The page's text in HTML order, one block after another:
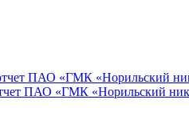
ПАО «ГМК «Норильский
ПАО «ГМК «Норильский